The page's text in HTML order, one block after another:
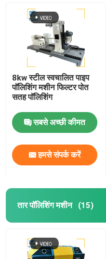
8kw स्टील स्वचालित पाइप
पॉलिशिंग मशीन फिल्टर पोत
सतह पॉलिशिंग
सबसे अच्छी कीमत
हमसे संपर्क करें
तार पॉलिशिंग मशीन (15)